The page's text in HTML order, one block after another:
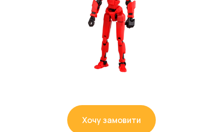
Хочу замовити